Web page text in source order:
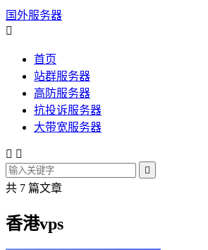
国外服务器

首页
站群服务器
高防服务器
抗投诉服务器
大带宽服务器
 

共 7 篇文章
香港vps